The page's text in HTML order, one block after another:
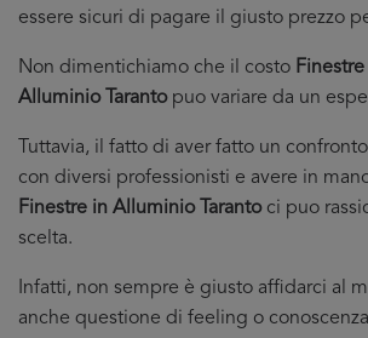
essere sicuri di pagare il giusto prezzo
Non dimentichiamo che il costo Finestre
Alluminio Tarantopuo variare da un
Tuttavia, il fatto di aver fatto un
con diversi professionisti e avere in
Finestre in Alluminio Tarantoci puo
scelta.
Infatti, non sempre è giusto affidarci al
anche questione di feeling o